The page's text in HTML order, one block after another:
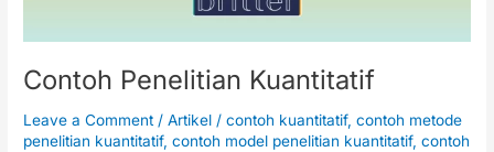
Contoh Penelitian Kuantitatif
Leave a Comment /Artikel /contoh kuantitatif,contoh metode
penelitian kuantitatif,contoh model penelitian kuantitatif,contoh